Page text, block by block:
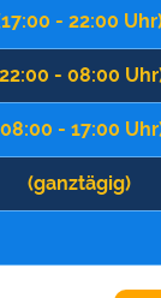
- 22:00
- 08:00
- 17:00
(ganztägig)